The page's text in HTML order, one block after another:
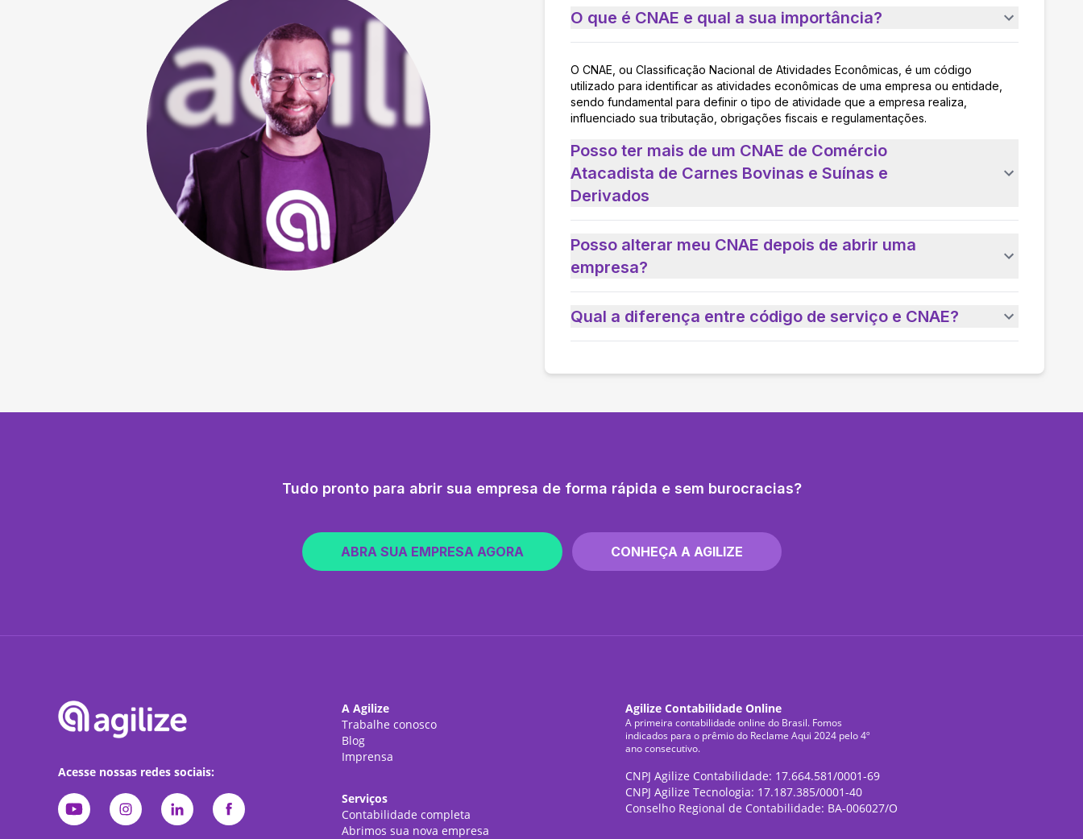
O que é CNAE e qual a sua importância?
O CNAE, ou Classificação Nacional de Atividades Econômicas, é um código
utilizado para identificar as atividades econômicas de uma empresa ou entidade,
sendo fundamental para definir o tipo de atividade que a empresa realiza,
influenciado sua tributação, obrigações fiscais e regulamentações.
Posso ter mais de um CNAE de Comércio
Atacadista de Carnes Bovinas e Suínas e
Derivados
Posso alterar meu CNAE depois de abrir uma
empresa?
Qual a diferença entre código de serviço e CNAE?
Tudo pronto para abrir sua empresa de forma rápida e sem burocracias?
ABRA SUA EMPRESA AGORA CONHEÇA A AGILIZE
Acesse nossas redes sociais:
A Agilize
Trabalhe conosco
Blog
Imprensa
Serviços
Contabilidade completa
Abrimos sua nova empresa
Agilize Contabilidade Online
A primeira contabilidade online do Brasil. Fomos
indicados para o prêmio do Reclame Aqui 2024 pelo 4º
ano consecutivo.
CNPJ Agilize Contabilidade: 17.664.581/0001-69
CNPJ Agilize Tecnologia: 17.187.385/0001-40
Conselho Regional de Contabilidade: BA-006027/O